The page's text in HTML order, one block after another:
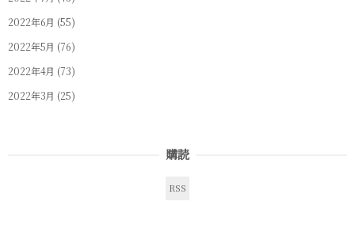
2022年6月 (55)
2022年5月 (76)
2022年4月 (73)
2022年3月 (25)
購読
RSS